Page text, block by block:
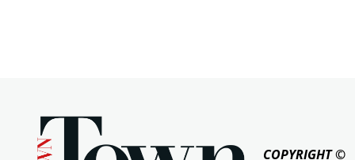
COPYRIGHT ©